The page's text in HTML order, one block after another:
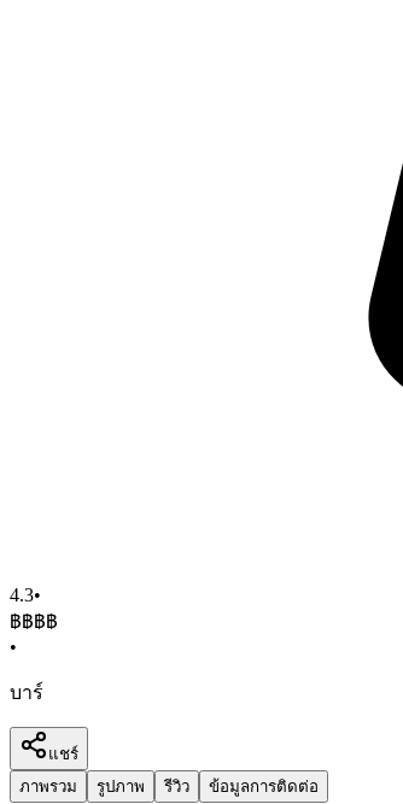
4.3•
฿฿฿฿
•
บาร์
แชร์
ภาพรวม
รูปภาพ รีวิว ข้อมูลการติดต่อ